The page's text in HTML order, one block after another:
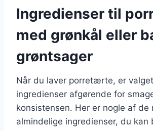
Ingredienser til
med grønkål eller
grøntsager
Når du laver porretærte, er
ingredienser afgørende for
konsistensen. Her er nogle af de
almindelige ingredienser, du kan